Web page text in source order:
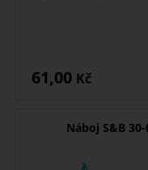
61,00 Kč
Náboj S&B